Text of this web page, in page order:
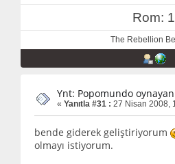
Rom: 1
The Rebellion
Ynt: Popomundo
« Yanıtla #31 : 27 Nisan 2008,
bende giderek geliştiriyorum
olmayı istiyorum.